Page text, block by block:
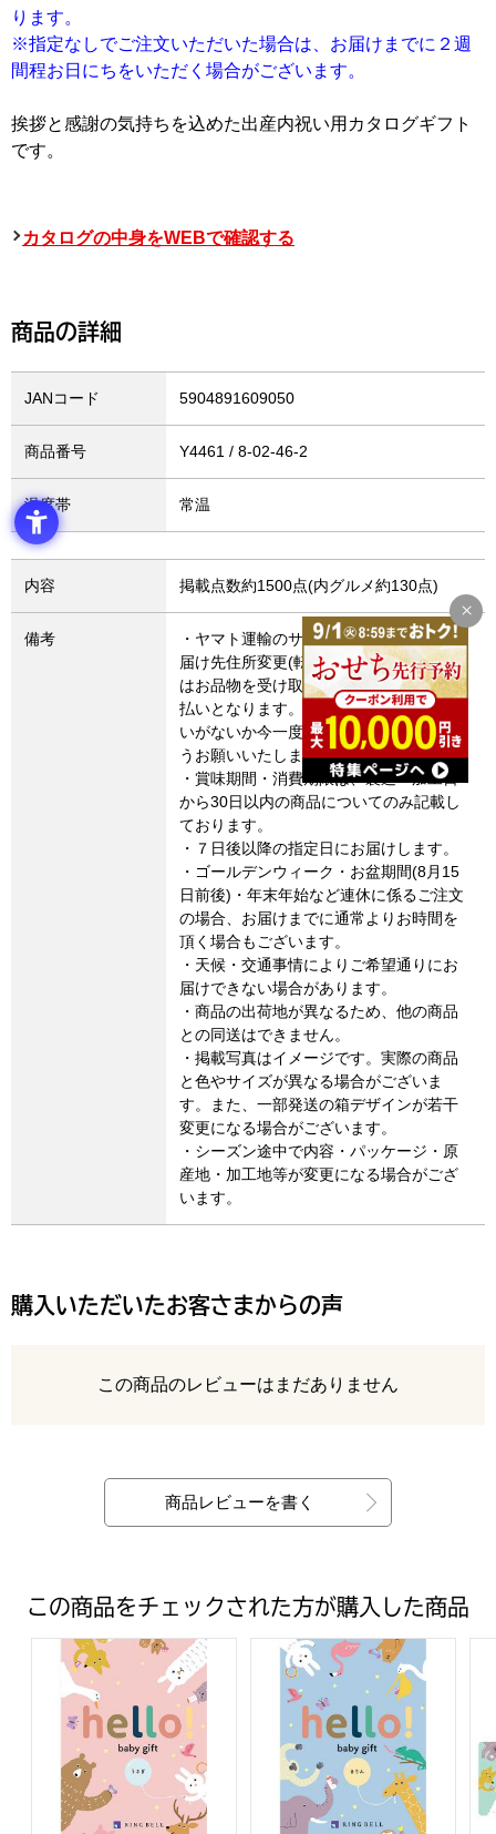
ります。
※指定なしでご注文いただいた場合は、お届けまでに２週
間程お日にちをいただく場合がございます。
挨拶と感謝の気持ちを込めた出産内祝い用カタログギフト
です。
カタログの中身をWEBで確認する
商品の詳細
JANコード 5904891609050
商品番号 Y4461
温度帯 常温
内容 掲載点数約1500点(内グルメ約130点)
備考
・ヤマト運輸のサービス変更により、お
届け先住所変更(転送)した場合、転送費用
はお品物を受け取るお客さまによるお支
払いとなります。お届け先住所にお間違
いがないか今一度ご確認いただきますよ
うお願いいたします。
・賞味期間・消費期限は、製造・加工日
から30日以内の商品についてのみ記載し
ております。
・７日後以降の指定日にお届けします。
・ゴールデンウィーク・お盆期間(8月15
日前後)・年末年始など連休に係るご注文
の場合、お届けまでに通常よりお時間を
頂く場合もございます。
・天候・交通事情によりご希望通りにお
届けできない場合があります。
・商品の出荷地が異なるため、他の商品
との同送はできません。
・掲載写真はイメージです。実際の商品
と色やサイズが異なる場合がございま
す。また、一部発送の箱デザインが若干
変更になる場合がございます。
・シーズン途中で内容・パッケージ・原
産地・加工地等が変更になる場合がござ
います。
購入いただいたお客さまからの声
レビュー
この商品のレビューはまだありません
商品レビューを書く
この商品をチェックされた方が購入した商品
hello! baby gift うさぎ【カタログギフト】【贈りものカタ
hello! baby gift きりん【カタ